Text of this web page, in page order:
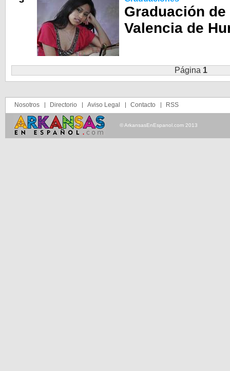
Graduación
Valencia de
Página 1
Nosotros Directorio Aviso Legal Contacto RSS
© ArkansasEnEspanol.com 2013